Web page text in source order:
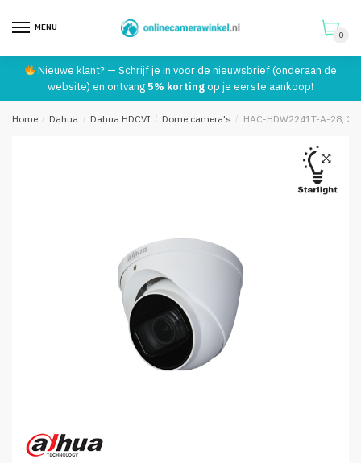
navigation
content
MENU
0
Nieuwe klant? — Schrijf je in voor de nieuwsbrief (onderaan de
website) en ontvang5% kortingop je eerste aankoop!
Home / Dahua / Dahua HDCVI / Dome camera's / HAC-HDW2241T-A-28,
Telefoonnummer:*
Verstuur